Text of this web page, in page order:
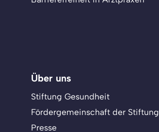
Über uns
Stiftung Gesundheit
Fördergemeinschaft der Stiftung
Presse